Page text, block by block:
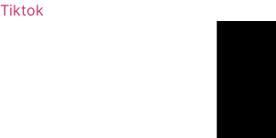
Tiktok